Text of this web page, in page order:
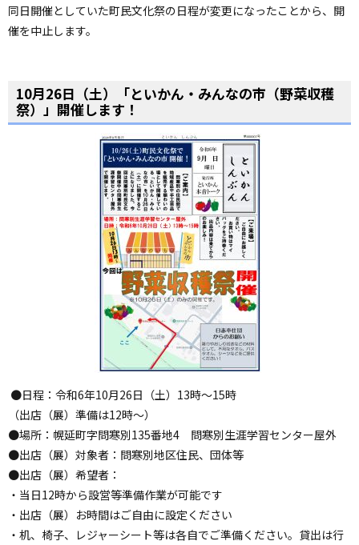
同日開催としていた町民文化祭の日程が変更になったことから、開
催を中止します。
10月26日（土）「といかん・みんなの市（野菜収穫
祭）」開催します！
●日程：令和6年10月26日（土）13時～15時
（出店（展）準備は12時～）
●場所：幌延町字問寒別135番地4 問寒別生涯学習センター屋外
●出店（展）対象者：問寒別地区住民、団体等
●出店（展）希望者：
・当日12時から設営等準備作業が可能です
・出店（展）お時間はご自由に設定ください
・机、椅子、レジャーシート等は各自でご準備ください。貸出は行